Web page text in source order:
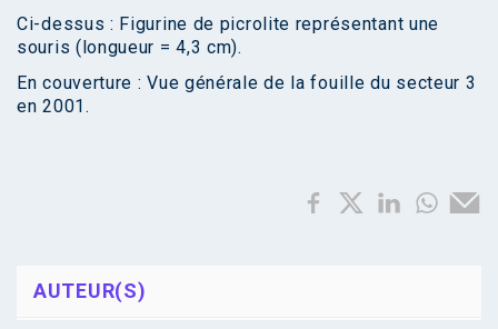
Ci-dessus : Figurine de picrolite représentant une
souris (longueur = 4,3 cm).
En couverture : Vue générale de la fouille du secteur 3
en 2001.
AUTEUR(S)